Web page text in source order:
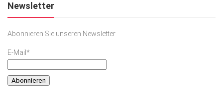
Newsletter
Abonnieren Sie unseren Newsletter
E-Mail*